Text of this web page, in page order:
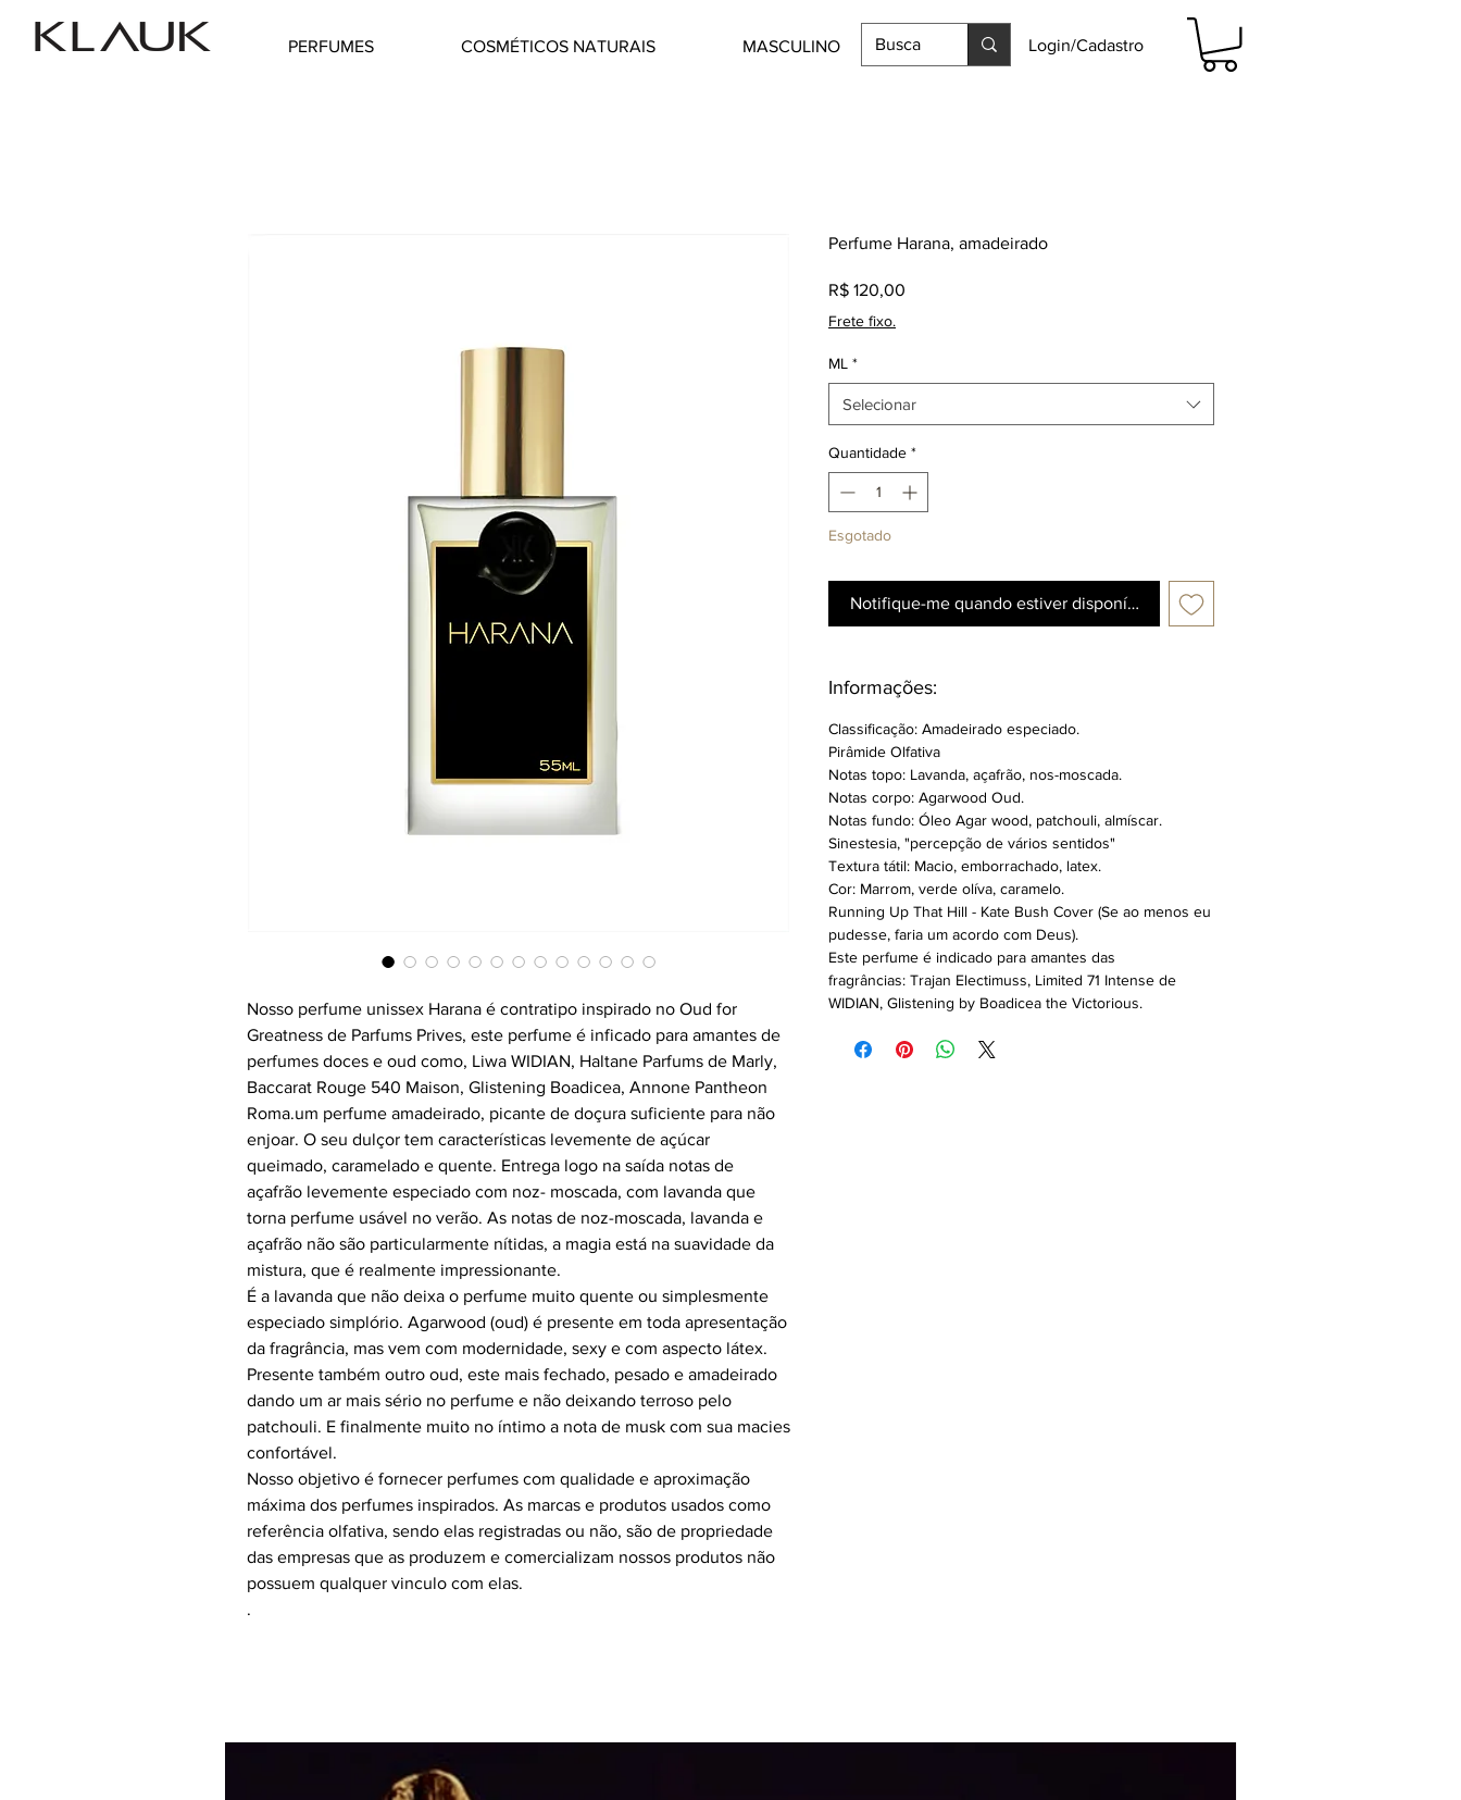
PERFUMES COSMÉTICOS NATURAIS MASCULINO Login/Cadastro
Nosso perfume unissex Harana é contratipo inspirado no Oud for
Greatness de Parfums Prives, este perfume é inficado para amantes de
perfumes doces e oud como, Liwa WIDIAN, Haltane Parfums de Marly,
Baccarat Rouge 540 Maison, Glistening Boadicea, Annone Pantheon
Roma.um perfume amadeirado, picante de doçura suficiente para não
enjoar. O seu dulçor tem características levemente de açúcar
queimado, caramelado e quente. Entrega logo na saída notas de
açafrão levemente especiado com noz- moscada, com lavanda que
torna perfume usável no verão. As notas de noz-moscada, lavanda e
açafrão não são particularmente nítidas, a magia está na suavidade da
mistura, que é realmente impressionante.
É a lavanda que não deixa o perfume muito quente ou simplesmente
especiado simplório. Agarwood (oud) é presente em toda apresentação
da fragrância, mas vem com modernidade, sexy e com aspecto látex.
Presente também outro oud, este mais fechado, pesado e amadeirado
dando um ar mais sério no perfume e não deixando terroso pelo
patchouli. E finalmente muito no íntimo a nota de musk com sua macies
confortável.
Nosso objetivo é fornecer perfumes com qualidade e aproximação
máxima dos perfumes inspirados. As marcas e produtos usados como
referência olfativa, sendo elas registradas ou não, são de propriedade
das empresas que as produzem e comercializam nossos produtos não
possuem qualquer vinculo com elas.
.
Perfume Harana, amadeirado
R$ 120,00
Frete fixo.
ML *
Selecionar
Quantidade *
Esgotado
Notifique-me quando estiver disponível
Informações:
Classificação: Amadeirado especiado.
Pirâmide Olfativa
Notas topo: Lavanda, açafrão, nos-moscada.
Notas corpo: Agarwood Oud.
Notas fundo: Óleo Agar wood, patchouli, almíscar.
Sinestesia, "percepção de vários sentidos"
Textura tátil: Macio, emborrachado, latex.
Cor: Marrom, verde olíva, caramelo.
Running Up That Hill - Kate Bush Cover (Se ao menos eu
pudesse, faria um acordo com Deus).
Este perfume é indicado para amantes das
fragrâncias: Trajan Electimuss, Limited 71 Intense de
WIDIAN, Glistening by Boadicea the Victorious.